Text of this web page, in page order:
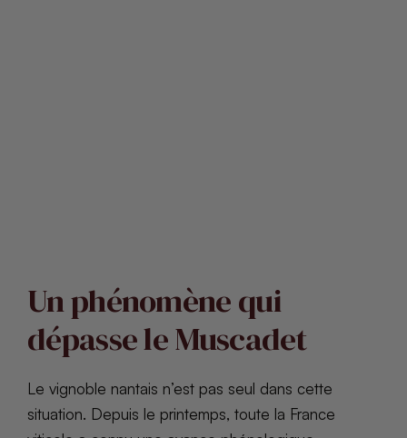
Un phénomène qui
dépasse le Muscadet
Le vignoble nantais n’est pas seul dans cette
situation. Depuis le printemps, toute la France